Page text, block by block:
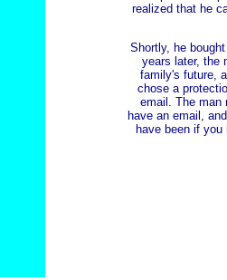
realized that he
Shortly, he
years later, the
family's future,
chose a
email. The man
have an email,
have been if